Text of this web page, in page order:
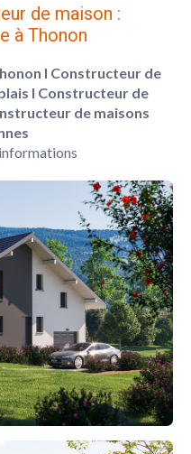
de maison :
à Thonon
l Constructeur de
l Constructeur de
de maisons